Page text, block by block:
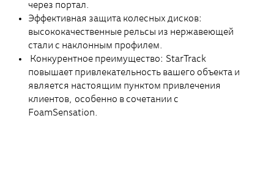
через портал.
Эффективная защита колесных дисков:
высококачественные рельсы из нержавеющей
стали с наклонным профилем.
Конкурентное преимущество: StarTrack
повышает привлекательность вашего объекта и
является настоящим пунктом привлечения
клиентов, особенно в сочетании с
FoamSensation.